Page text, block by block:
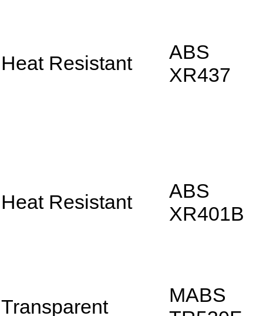
Heat Resistant
ABS
XR437
Heat Resistant
ABS
XR401B
Transparent
MABS